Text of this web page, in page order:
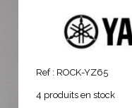
Ref : ROCK-YZ65
4 produits en stock